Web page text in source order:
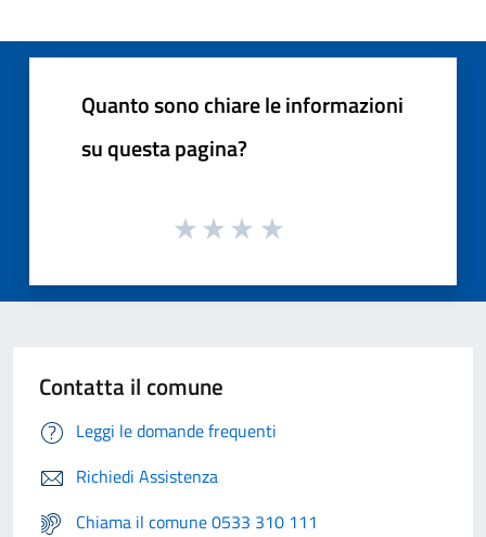
Quanto sono chiare le informazioni
su questa pagina?
Contatta il comune
Leggi le domande frequenti
Richiedi Assistenza
Chiama il comune 0533 310 111